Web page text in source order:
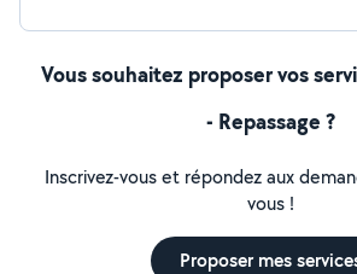
Vous souhaitez proposer vos
- Repassage ?
Inscrivez-vous et répondez aux
vous !
Proposer mes